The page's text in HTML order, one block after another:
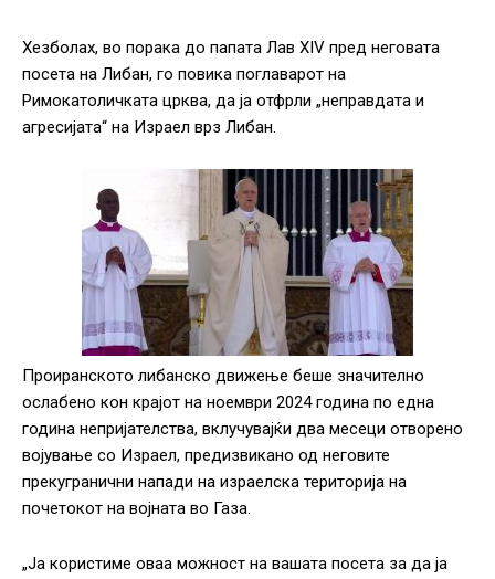
Хезболах, во порака до папата Лав XIV пред неговата
посета на Либан, го повика поглаварот на
Римокатоличката црква, да ја отфрли „неправдата и
агресијата“ на Израел врз Либан.
Проиранското либанско движење беше значително
ослабено кон крајот на ноември 2024 година по една
година непријателства, вклучувајќи два месеци отворено
војување со Израел, предизвикано од неговите
прекугранични напади на израелска територија на
почетокот на војната во Газа.
„Ја користиме оваа можност на вашата посета за да ја